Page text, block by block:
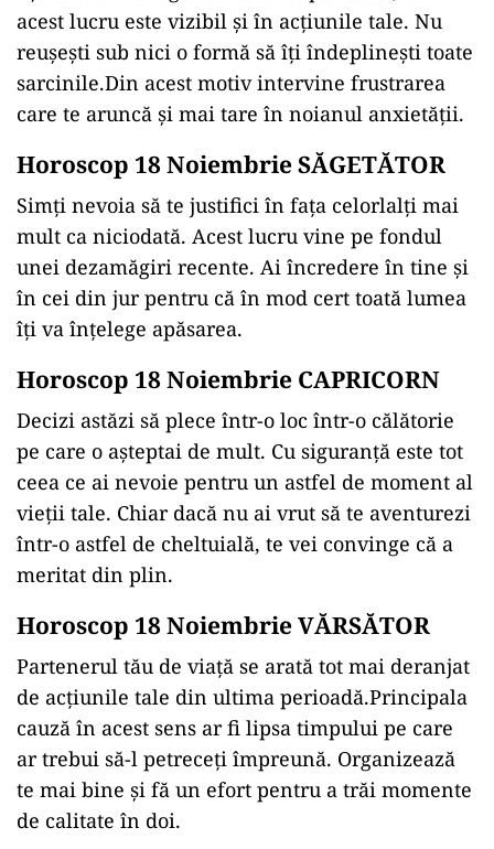
acest lucru este vizibil și în acțiunile tale. Nu
reușești sub nici o formă să îți îndeplinești toate
sarcinile.Din acest motiv intervine frustrarea
care te aruncă și mai tare în noianul anxietății.
Horoscop 18 Noiembrie SĂGETĂTOR
Simți nevoia să te justifici în fața celorlalți mai
mult ca niciodată. Acest lucru vine pe fondul
unei dezamăgiri recente. Ai încredere în tine și
în cei din jur pentru că în mod cert toată lumea
îți va înțelege apăsarea.
Horoscop 18 Noiembrie CAPRICORN
Decizi astăzi să plece într-o loc într-o călătorie
pe care o așteptai de mult. Cu siguranță este tot
ceea ce ai nevoie pentru un astfel de moment al
vieții tale. Chiar dacă nu ai vrut să te aventurezi
într-o astfel de cheltuială, te vei convinge că a
meritat din plin.
Horoscop 18 Noiembrie VĂRSĂTOR
Partenerul tău de viață se arată tot mai deranjat
de acțiunile tale din ultima perioadă.Principala
cauză în acest sens ar fi lipsa timpului pe care
ar trebui să-l petreceți împreună. Organizează
te mai bine și fă un efort pentru a trăi momente
de calitate în doi.